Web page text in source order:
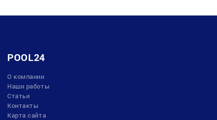
POOL24
О компании
Наши работы
Статьи
Контакты
Карта сайта